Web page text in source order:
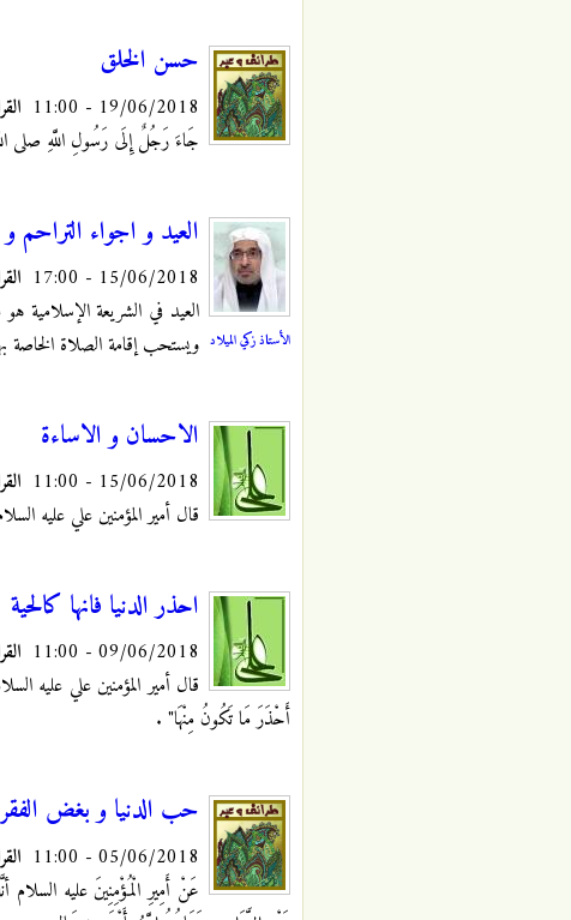
حسن الخلق
19/06/2018 - 11:00
جَاءَ رَجُلٌ إِلَى رَسُولِ اللَّهِ صلى
الأستاذ زكي الميلاد
العيد و اجواء التراحم و
15/06/2018 - 17:00
العيد في الشريعة الإسلامية
ويستحب إقامة الصلاة الخاصة
الاحسان و الاساءة
15/06/2018 - 11:00
قال أمير المؤمنين علي عليه
احذر الدنيا فانها كالحية
09/06/2018 - 11:00
قال أمير المؤمنين علي عليه
أَحْذَرَ مَا تَكُونُ مِنْهَا" .
حب الدنيا و بغض
05/06/2018 - 11:00
عَنْ أَمِيرِ الْمُؤْمِنِينَ عليه